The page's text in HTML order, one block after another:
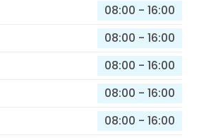
08:00 - 16:00
08:00 - 16:00
08:00 - 16:00
08:00 - 16:00
08:00 - 16:00